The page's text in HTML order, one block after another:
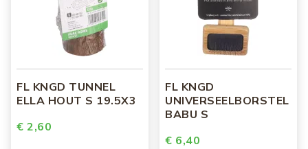
FL KNGD TUNNEL
ELLA HOUT S 19.5X3
€ 2,60
FL KNGD
UNIVERSEELBORSTEL
BABU S
€ 6,40